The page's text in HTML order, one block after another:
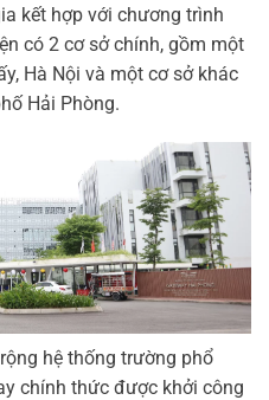
kết hợp với chương trình
có 2 cơ sở chính, gồm một
Hà Nội và một cơ sở khác
Hải Phòng.
hệ thống trường phổ
chính thức được khởi công